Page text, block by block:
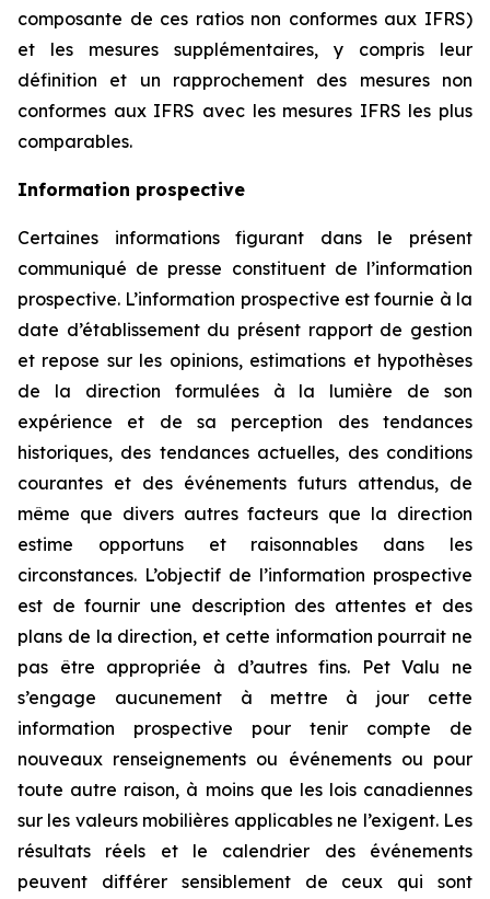
composante de ces ratios non conformes aux IFRS)
et les mesures supplémentaires, y compris leur
définition et un rapprochement des mesures non
conformes aux IFRS avec les mesures IFRS les plus
comparables.
Information prospective
Certaines informations figurant dans le présent
communiqué de presse constituent de l’information
prospective. L’information prospective est fournie à la
date d’établissement du présent rapport de gestion
et repose sur les opinions, estimations et hypothèses
de la direction formulées à la lumière de son
expérience et de sa perception des tendances
historiques, des tendances actuelles, des conditions
courantes et des événements futurs attendus, de
même que divers autres facteurs que la direction
estime opportuns et raisonnables dans les
circonstances. L’objectif de l’information prospective
est de fournir une description des attentes et des
plans de la direction, et cette information pourrait ne
pas être appropriée à d’autres fins. Pet Valu ne
s’engage aucunement à mettre à jour cette
information prospective pour tenir compte de
nouveaux renseignements ou événements ou pour
toute autre raison, à moins que les lois canadiennes
sur les valeurs mobilières applicables ne l’exigent. Les
résultats réels et le calendrier des événements
peuvent différer sensiblement de ceux qui sont